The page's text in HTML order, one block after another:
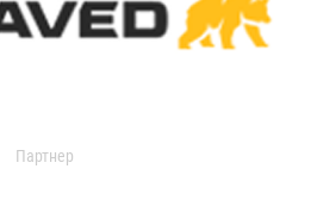
Партнер